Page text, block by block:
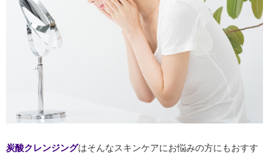
炭酸クレンジングはそんなスキンケアにお悩みの方にもおすす